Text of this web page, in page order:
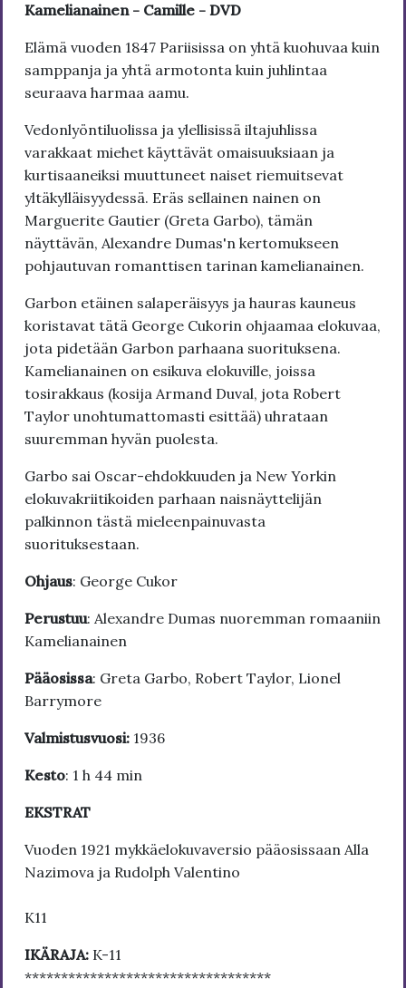
Kamelianainen - Camille - DVD
Elämä vuoden 1847 Pariisissa on yhtä kuohuvaa kuin
samppanja ja yhtä armotonta kuin juhlintaa
seuraava harmaa aamu.
Vedonlyöntiluolissa ja ylellisissä iltajuhlissa
varakkaat miehet käyttävät omaisuuksiaan ja
kurtisaaneiksi muuttuneet naiset riemuitsevat
yltäkylläisyydessä. Eräs sellainen nainen on
Marguerite Gautier (Greta Garbo), tämän
näyttävän, Alexandre Dumas'n kertomukseen
pohjautuvan romanttisen tarinan kamelianainen.
Garbon etäinen salaperäisyys ja hauras kauneus
koristavat tätä George Cukorin ohjaamaa elokuvaa,
jota pidetään Garbon parhaana suorituksena.
Kamelianainen on esikuva elokuville, joissa
tosirakkaus (kosija Armand Duval, jota Robert
Taylor unohtumattomasti esittää) uhrataan
suuremman hyvän puolesta.
Garbo sai Oscar-ehdokkuuden ja New Yorkin
elokuvakriitikoiden parhaan naisnäyttelijän
palkinnon tästä mieleenpainuvasta
suorituksestaan.
Ohjaus: George Cukor
Perustuu: Alexandre Dumas nuoremman romaaniin
Kamelianainen
Pääosissa: Greta Garbo, Robert Taylor, Lionel
Barrymore
Valmistusvuosi: 1936
Kesto: 1 h 44 min
EKSTRAT
Vuoden 1921 mykkäelokuvaversio pääosissaan Alla
Nazimova ja Rudolph Valentino
K11
IKÄRAJA: K-11
**********************************